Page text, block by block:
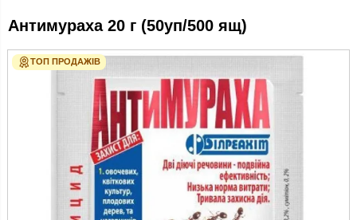
Антимураха 20 г (50уп/500 ящ)
ТОП ПРОДАЖІВ